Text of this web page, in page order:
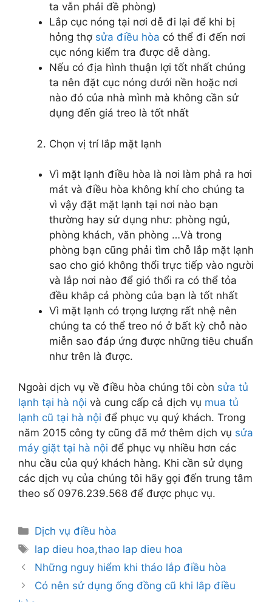
ta vẫn phải đề phòng)
Lắp cục nóng tại nơi dễ đi lại để khi bị
hỏng thợ sửa điều hòa có thể đi đến nơi
cục nóng kiểm tra được dễ dàng.
Nếu có địa hình thuận lợi tốt nhất chúng
ta nên đặt cục nóng dưới nền hoặc nơi
nào đó của nhà mình mà không cần sử
dụng đến giá treo là tốt nhất
Chọn vị trí lắp mặt lạnh
Vì mặt lạnh điều hòa là nơi làm phả ra hơi
mát và điều hòa không khí cho chúng ta
vì vậy đặt mặt lạnh tại nơi nào bạn
thường hay sử dụng như: phòng ngủ,
phòng khách, văn phòng …Và trong
phòng bạn cũng phải tìm chỗ lắp mặt lạnh
sao cho gió không thổi trực tiếp vào người
và lắp nơi nào để gió thổi ra có thể tỏa
đều khắp cả phòng của bạn là tốt nhất
Vì mặt lạnh có trọng lượng rất nhệ nên
chúng ta có thể treo nó ở bất kỳ chỗ nào
miễn sao đáp ứng được những tiêu chuẩn
như trên là được.
Ngoài dịch vụ về điều hòa chúng tôi còn sửa tủ
lạnh tại hà nội và cung cấp cả dịch vụ mua tủ
lạnh cũ tại hà nội để phục vụ quý khách. Trong
năm 2015 công ty cũng đã mở thêm dịch vụ sửa
máy giặt tại hà nội để phục vụ nhiều hơn các
nhu cầu của quý khách hàng. Khi cần sử dụng
các dịch vụ của chúng tôi hãy gọi đến trung tâm
theo số 0976.239.568 để được phục vụ.
Danh
mục
Dịch vụ điều hòa
Thẻ
lap dieu hoa,thao lap dieu hoa
Những nguy hiểm khi tháo lắp điều hòa
Có nên sử dụng ống đồng cũ khi lắp điều